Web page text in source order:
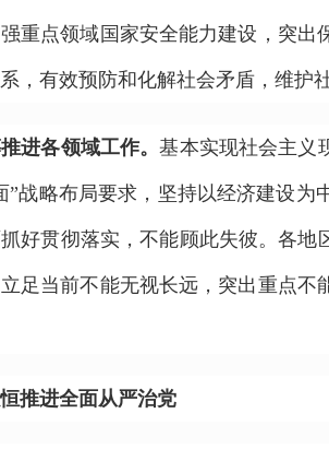
重点领域国家安全能力建设，突
，有效预防和化解社会矛盾，维护
各领域工作。基本实现社会主义
”战略布局要求，坚持以经济建设
好贯彻落实，不能顾此失彼。各
足当前不能无视长远，突出重点
进全面从严治党